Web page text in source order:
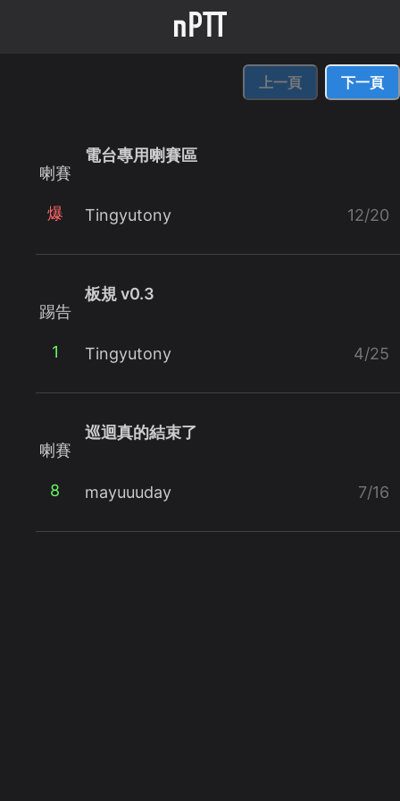
上一頁 下一頁
喇賽
爆
電台專用喇賽區
Tingyutony 12/20
踢告
1
板規 v0.3
Tingyutony 4/25
喇賽
8
巡迴真的結束了
mayuuuday 7/16